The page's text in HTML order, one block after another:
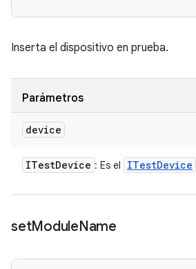
Inserta el dispositivo en prueba.
Parámetros
device
ITestDevice : Es el ITestDevice
setModuleName